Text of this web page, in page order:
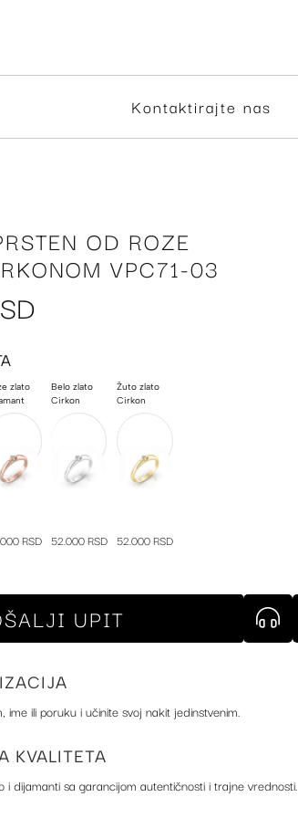
Kontaktirajte nas
OD ROZE
VPC71-03
zlato
RSD
Belo zlato
Cirkon
52.000 RSD
Žuto zlato
Cirkon
52.000 RSD
UPIT
ime ili poruku i učinite svoj nakit jedinstvenim.
KVALITETA
i dijamanti sa garancijom autentičnosti i trajne vrednosti.